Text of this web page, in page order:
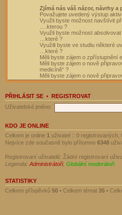
Zjímá nás váš názor, návrhy
Považujete uvedený výstup
Využli byste možnost navštívit
….kterou ?
Využli byste možnost
…které ?
Využili byste ve studiu některé
…které ?
Měli byste zájem o zpřístupnění
Měli byste zájem o nově
medicíně“ ?
Měli byste zájem o nově
PŘIHLÁSIT SE • REGISTROVAT
Uživatelské jméno:
KDO JE ONLINE
Celkem je online 1 uživatel :: 0
Nejvíce zde současně bylo přítomno 6348
Registrovaní uživatelé: Žádní registrovaní
Legenda: Administrátoři, Globální moderátoři
STATISTIKY
Celkem příspěvků 50 • Celkem témat 35 •